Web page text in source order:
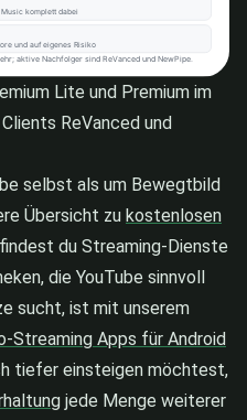
Lite und Premium im
ReVanced und
selbst als um Bewegtbild
Übersicht zu kostenlosen
du Streaming-Dienste
die YouTube sinnvoll
sucht, ist mit unserem
Streaming Apps für Android
tiefer einsteigen möchtest,
jede Menge weiterer